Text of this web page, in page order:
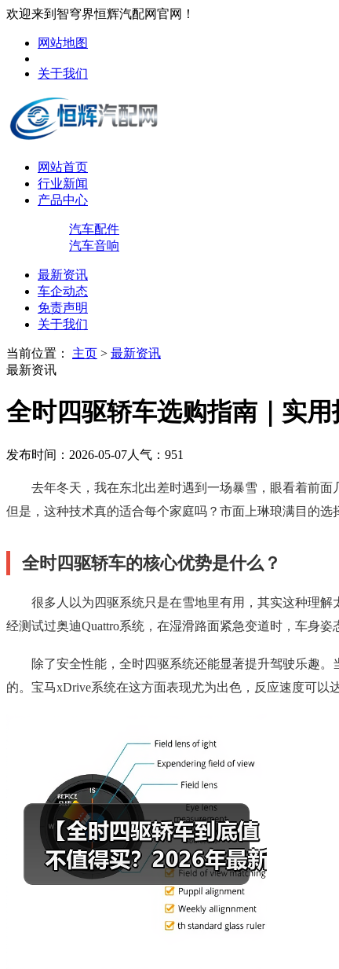
欢迎来到智穹界恒辉汽配网官网！
网站地图
关于我们
网站首页
行业新闻
产品中心
汽车配件
汽车音响
最新资讯
车企动态
免责声明
关于我们
当前位置： 主页 > 最新资讯
最新资讯
全时四驱轿车选购指南｜实
发布时间：2026-05-07人气： 951
去年冬天，我在东北出差时遇到一场暴雪，眼看着前
但是，这种技术真的适合每个家庭吗？市面上琳琅满目的选
全时四驱轿车的核心优势是什么？
很多人以为四驱系统只是在雪地里有用，其实这种理解
经测试过奥迪Quattro系统，在湿滑路面紧急变道时，车身
除了安全性能，全时四驱系统还能显著提升驾驶乐趣
的。宝马xDrive系统在这方面表现尤为出色，反应速度可以